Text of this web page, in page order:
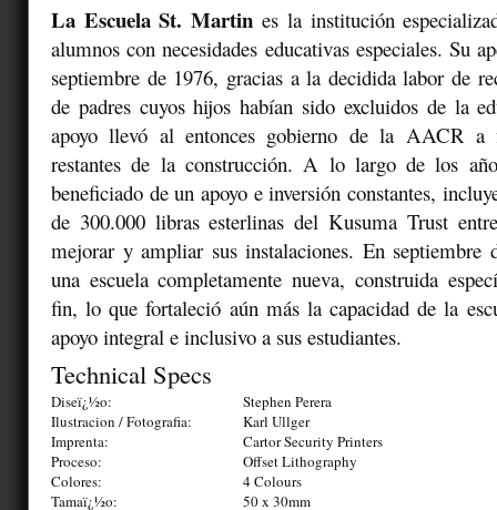
La Escuela St. Martines la institución
alumnos con necesidades educativas especiales. Su
septiembre de 1976, gracias a la decidida labor de
de padres cuyos hijos habían sido excluidos de la
apoyo llevó al entonces gobierno de la AACR a
restantes de la construcción. A lo largo de los
beneficiado de un apoyo e inversión constantes,
de 300.000 libras esterlinas del Kusuma Trust
mejorar y ampliar sus instalaciones. En septiembre
una escuela completamente nueva, construida
fin, lo que fortaleció aún más la capacidad de la
apoyo integral e inclusivo a sus estudiantes.
Technical Specs
Diseï¿½o:
Stephen Perera
Ilustracion / Fotografia:
Karl Ullger
Imprenta:
Cartor Security Printers
Proceso:
Offset Lithography
Colores:
4 Colours
Tamaï¿½o:
50 x 30mm